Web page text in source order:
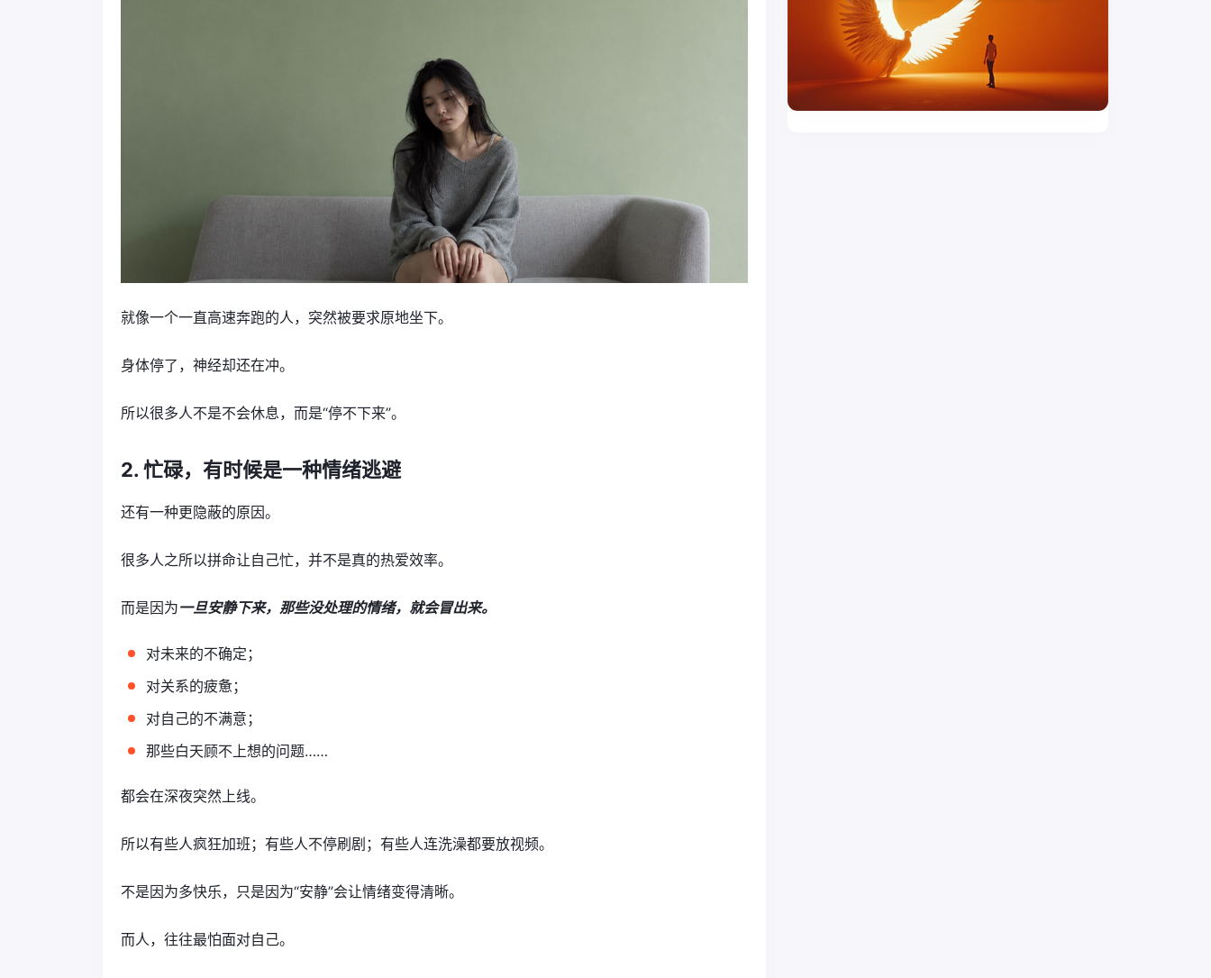
就像一个一直高速奔跑的人，突然被要求原地坐下。
身体停了，神经却还在冲。
所以很多人不是不会休息，而是“停不下来”。
2. 忙碌，有时候是一种情绪逃避
还有一种更隐蔽的原因。
很多人之所以拼命让自己忙，并不是真的热爱效率。
而是因为一旦安静下来，那些没处理的情绪，就会冒出来。
对未来的不确定；
对关系的疲惫；
对自己的不满意；
那些白天顾不上想的问题……
都会在深夜突然上线。
所以有些人疯狂加班；有些人不停刷剧；有些人连洗澡都要放视频。
不是因为多快乐，只是因为“安静”会让情绪变得清晰。
而人，往往最怕面对自己。